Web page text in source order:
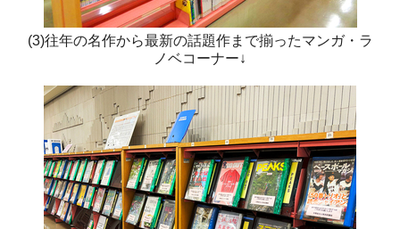
(3)往年の名作から最新の話題作まで揃ったマンガ・ラ
ノベコーナー↓